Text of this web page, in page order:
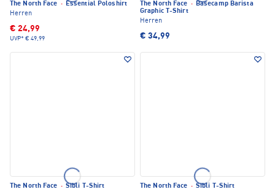
The North Face · Essential Poloshirt
Herren
€ 24,99
UVP* € 49,99
The North Face · Basecamp Barista
Graphic T-Shirt
Herren
€ 34,99
The North Face · Sibli T-Shirt
The North Face · Sibli T-Shirt